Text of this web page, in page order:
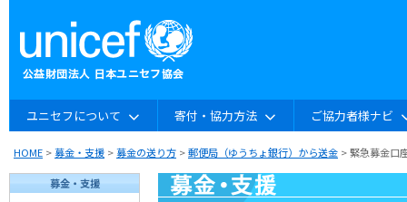
ユニセフについて 寄付・協力方法 ご協力者様ナビ
HOME >募金・支援 >募金の送り方 >郵便局（ゆうちょ銀行）から送金 > 緊急募金口
募金・支援